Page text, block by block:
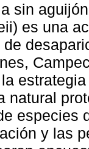
sin
es una
natural
especies
y las